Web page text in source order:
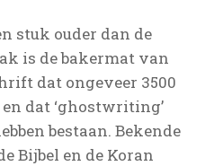
stuk ouder dan de
is de bakermat van
dat ongeveer 3500
dat ‘ghostwriting’
bestaan. Bekende
Bijbel en de Koran